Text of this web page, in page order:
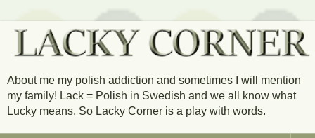
About me my polish addiction and sometimes I will mention
my family! Lack = Polish in Swedish and we all know what
Lucky means. So Lacky Corner is a play with words.